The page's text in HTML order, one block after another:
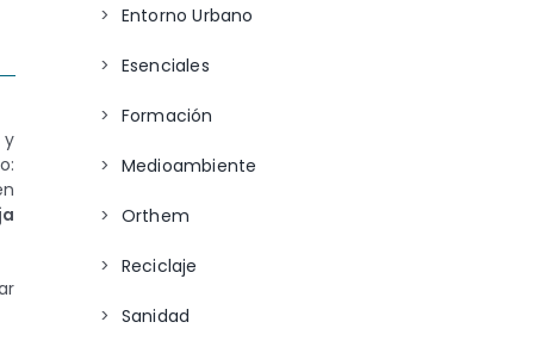
y
Entorno Urbano
Esenciales
Formación
Medioambiente
Orthem
Reciclaje
Sanidad